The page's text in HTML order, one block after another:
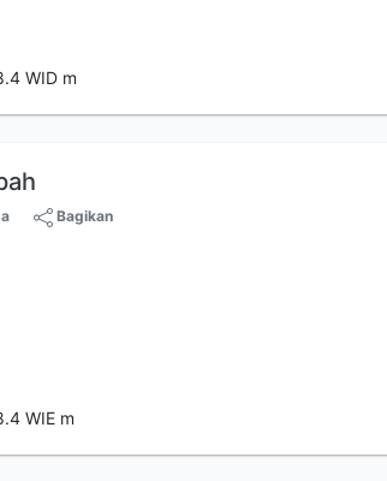
WID m
Bagikan
WIE m